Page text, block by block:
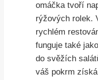
omáčka tvoří
rýžových rolek.
rychlém
funguje také
do svěžích
váš pokrm